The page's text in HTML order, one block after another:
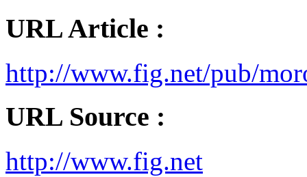
URL Article :
http://www.fig.net/pub/
URL Source :
http://www.fig.net